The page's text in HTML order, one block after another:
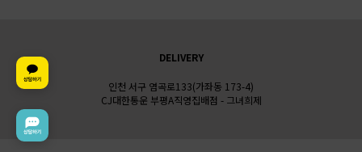
DELIVERY
인천 서구 염곡로133(가좌동 173-4)
CJ대한통운 부평A직영집배점 - 그녀희제